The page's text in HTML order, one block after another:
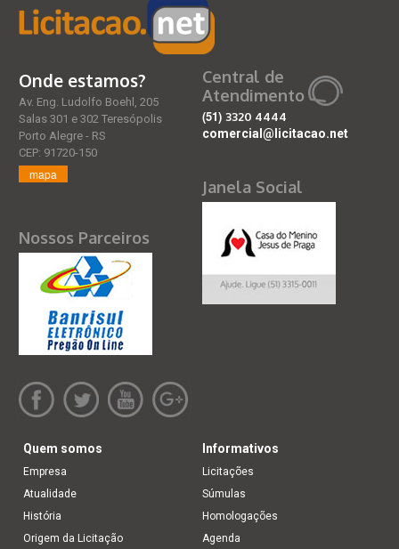
Onde estamos?
Av. Eng. Ludolfo Boehl, 205
Salas 301 e 302 Teresópolis
Porto Alegre - RS
CEP: 91720-150
mapa
Nossos Parceiros
Central de
Atendimento
(51) 3320 4444
comercial@licitacao.net
Janela Social
Quem somos
Empresa
Atualidade
História
Origem da Licitação
Informativos
Licitações
Súmulas
Homologações
Agenda